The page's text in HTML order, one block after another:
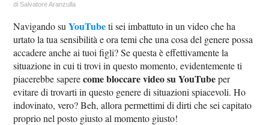
diSalvatore Aranzulla
Navigando suYouTubeti sei imbattuto in un video che ha
urtato la tua sensibilità e ora temi che una cosa del genere possa
accadere anche ai tuoi figli? Se questa è effettivamente la
situazione in cui ti trovi in questo momento, evidentemente ti
piacerebbe saperecome bloccare video su YouTubeper
evitare di trovarti in questo genere di situazioni spiacevoli. Ho
indovinato, vero? Beh, allora permettimi di dirti che sei capitato
proprio nel posto giusto al momento giusto!